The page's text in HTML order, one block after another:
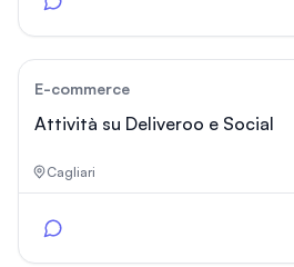
E-commerce
Attività su Deliveroo e Social
Cagliari